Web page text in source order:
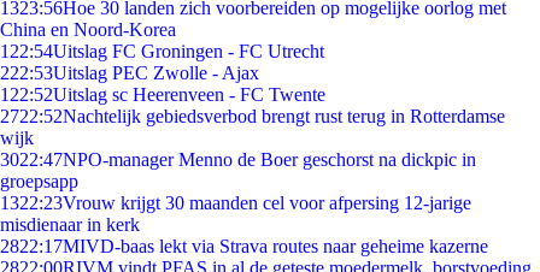
1323:56Hoe 30 landen zich voorbereiden op mogelijke oorlog met
China en Noord-Korea
1 22:54Uitslag FC Groningen - FC Utrecht
222:53Uitslag PEC Zwolle - Ajax
1 22:52Uitslag sc Heerenveen - FC Twente
2722:52Nachtelijk gebiedsverbod brengt rust terug in Rotterdamse
wijk
3022:47NPO-manager Menno de Boer geschorst na dickpic in
groepsapp
1322:23Vrouw krijgt 30 maanden cel voor afpersing 12-jarige
misdienaar in kerk
2822:17MIVD-baas lekt via Strava routes naar geheime kazerne
2822:00RIVM vindt PFAS in al de geteste moedermelk, borstvoeding